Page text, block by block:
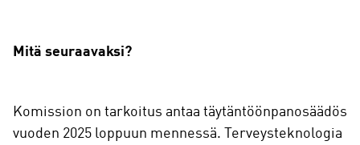
Mitä seuraavaksi?
Komission on tarkoitus antaa täytäntöönpanosäädös
vuoden 2025 loppuun mennessä. Terveysteknologia